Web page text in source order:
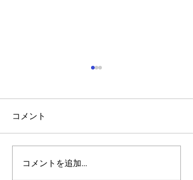
アルゴランドのポスト量
コメント
コメントを追加…